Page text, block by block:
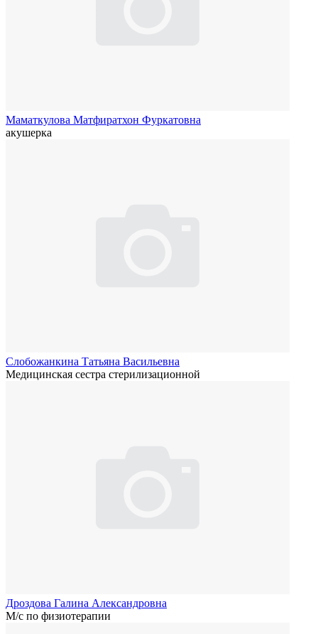
Маматкулова Матфиратхон Фуркатовна
акушерка
Слобожанкина Татьяна Васильевна
Медицинская сестра стерилизационной
Дроздова Галина Александровна
М/с по физиотерапии